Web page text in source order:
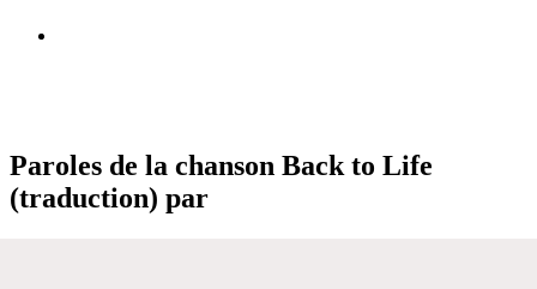
Paroles de la chanson Back to Life
(traduction) par